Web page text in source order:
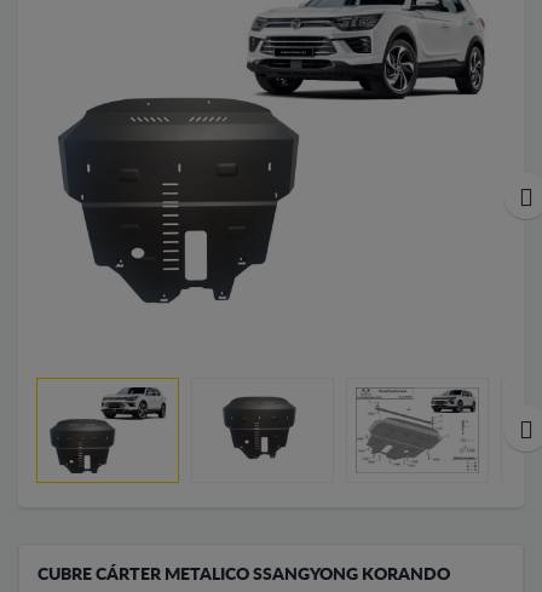
CUBRE CÁRTER METALICO SSANGYONG KORANDO